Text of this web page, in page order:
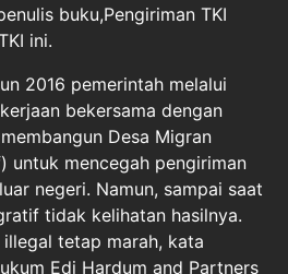
buku,Pengiriman TKI
ini.
2016 pemerintah melalui
bekersama dengan
Desa Migran
untuk mencegah pengiriman
negeri. Namun, sampai saat
tidak kelihatan hasilnya.
tetap marah, kata
Edi Hardum and Partners